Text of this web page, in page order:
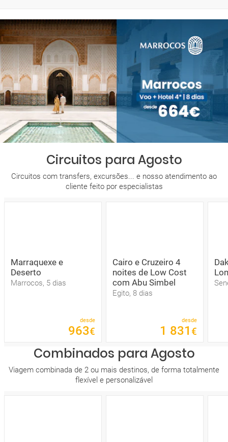
Circuitos para Agosto
Circuitos com transfers, excursões... e nosso atendimento ao
cliente feito por especialistas
Marraquexe e
Deserto
Marrocos, 5 dias
desde
963€
Cairo e Cruzeiro 4
noites de Low Cost
com Abu Simbel
Egito, 8 dias
desde
1 831 €
Combinados para Agosto
Viagem combinada de 2 ou mais destinos, de forma totalmente
flexível e personalizável